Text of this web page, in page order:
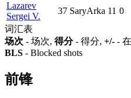
Lazarev
Sergei V.
37 SaryArka 11 0
词汇表
场次 - 场次, 得分- 得分, +/- -
BLS - Blocked shots
前锋